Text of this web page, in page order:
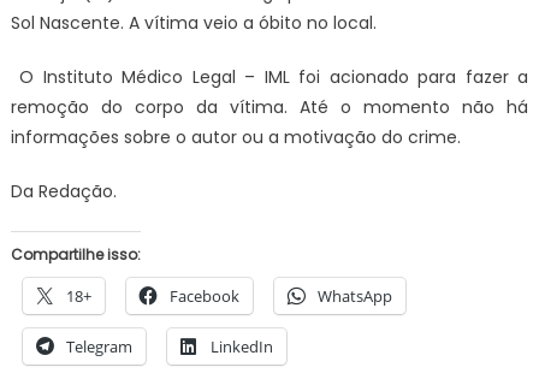
Sol Nascente. A vítima veio a óbito no local.
O Instituto Médico Legal – IML foi acionado para fazer a
remoção do corpo da vítima. Até o momento não há
informações sobre o autor ou a motivação do crime.
Da Redação.
Compartilhe isso:
18+ Facebook WhatsApp
Telegram LinkedIn